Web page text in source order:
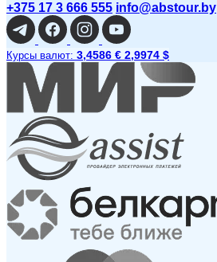
+375 17 3 666 555 info@abstour.by
Курсы валют: 3,4586 € 2,9974 $